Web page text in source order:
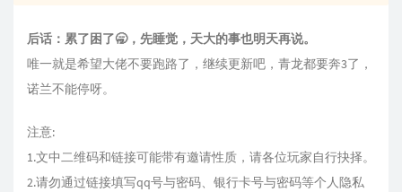
后话：累了困了🥱，先睡觉，天大的事也明天再说。
唯一就是希望大佬不要跑路了，继续更新吧，青龙都要奔3了，
诺兰不能停呀。
注意:
1.文中二维码和链接可能带有邀请性质，请各位玩家自行抉择。
2.请勿通过链接填写qq号与密码、银行卡号与密码等个人隐私